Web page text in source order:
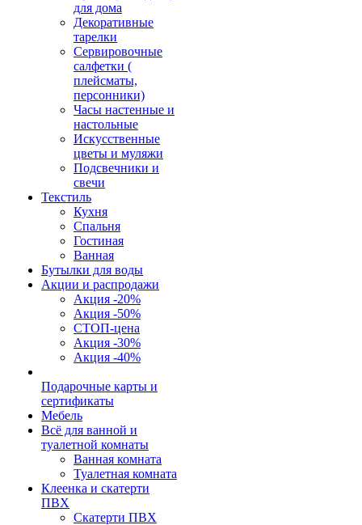
для дома
Декоративные
тарелки
Сервировочные
салфетки (
плейсматы,
персонники)
Часы настенные и
настольные
Искусственные
цветы и муляжи
Подсвечники и
свечи
Текстиль
Кухня
Спальня
Гостиная
Ванная
Бутылки для воды
Акции и распродажи
Акция -20%
Акция -50%
СТОП-цена
Акция -30%
Акция -40%
Подарочные карты и
сертификаты
Мебель
Всё для ванной и
туалетной комнаты
Ванная комната
Туалетная комната
Клеенка и скатерти
ПВХ
Скатерти ПВХ